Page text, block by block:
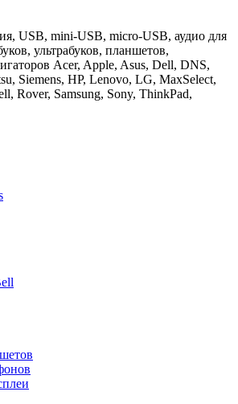
USB, mini-USB, micro-USB, аудио для
ультрабуков, планшетов,
Acer, Apple, Asus, Dell, DNS,
Siemens, HP, Lenovo, LG, MaxSelect,
Rover, Samsung, Sony, ThinkPad,